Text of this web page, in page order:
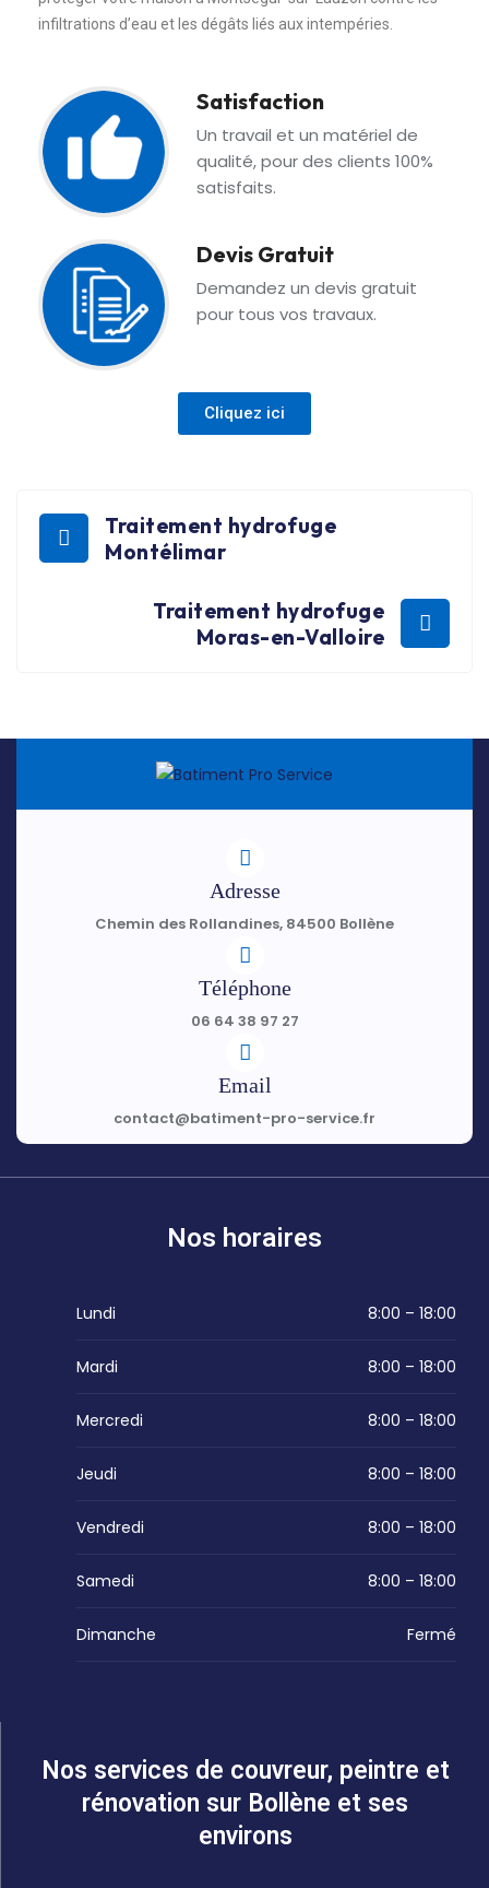
infiltrations d’eau et les dégâts liés aux intempéries.
Satisfaction
Un travail et un matériel de
qualité, pour des clients 100%
satisfaits.
Devis Gratuit
Demandez un devis gratuit
pour tous vos travaux.
Cliquez ici
Traitement hydrofuge
Montélimar
Traitement hydrofuge
Moras-en-Valloire
Adresse
Chemin des Rollandines, 84500 Bollène
Téléphone
06 64 38 97 27
Email
contact@batiment-pro-service.fr
Nos horaires
Lundi 8:00 – 18:00
Mardi 8:00 – 18:00
Mercredi 8:00 – 18:00
Jeudi 8:00 – 18:00
Vendredi 8:00 – 18:00
Samedi 8:00 – 18:00
Dimanche Fermé
Nos services de couvreur, peintre et
rénovation sur Bollène et ses
environs